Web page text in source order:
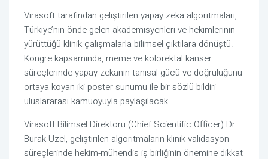
Virasoft tarafından geliştirilen yapay zeka algoritmaları,
Türkiye’nin önde gelen akademisyenleri ve hekimlerinin
yürüttüğü klinik çalışmalarla bilimsel çıktılara dönüştü.
Kongre kapsamında, meme ve kolorektal kanser
süreçlerinde yapay zekanın tanısal gücü ve doğruluğunu
ortaya koyan iki poster sunumu ile bir sözlü bildiri
uluslararası kamuoyuyla paylaşılacak.
Virasoft Bilimsel Direktörü (Chief Scientific Officer) Dr.
Burak Uzel, geliştirilen algoritmaların klinik validasyon
süreçlerinde hekim-mühendis iş birliğinin önemine dikkat